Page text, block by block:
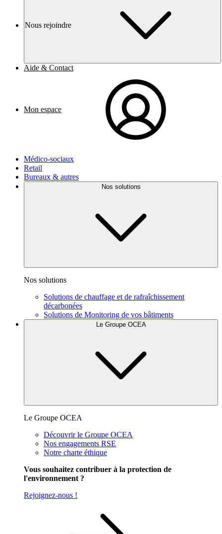
Nous rejoindre
Aide & Contact
Mon espace
Médico-sociaux
Retail
Bureaux & autres
Nos solutions
Nos solutions
Solutions de chauffage et de rafraîchissement
décarbonées
Solutions de Monitoring de vos bâtiments
Le Groupe OCEA
Le Groupe OCEA
Découvrir le Groupe OCEA
Nos engagements RSE
Notre charte éthique
Vous souhaitez contribuer à la protection de
l'environnement ?
Rejoignez-nous !